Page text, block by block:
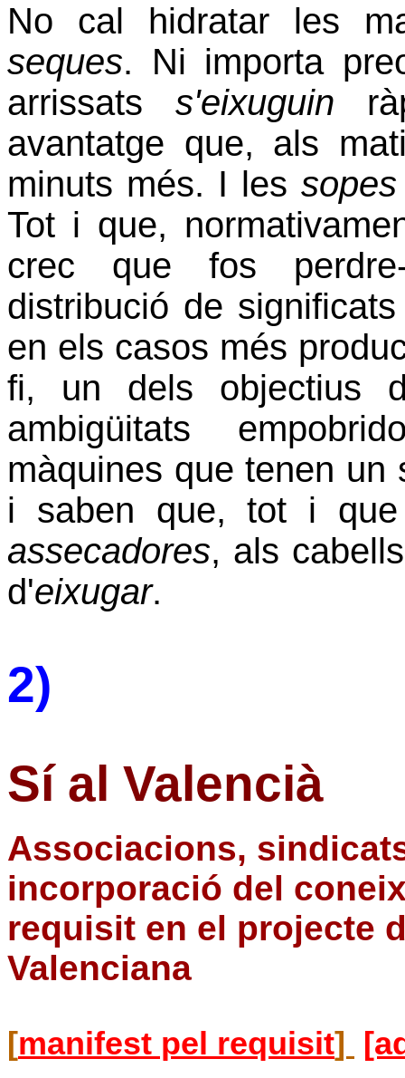
No cal hidratar les
seques. Ni importa
arrissats s'eixuguin
avantatge que, als
minuts més. I les
Tot i que,
crec que fos
distribució de
en els casos més
fi, un dels objectius
ambigüitats
màquines que tenen un
i saben que, tot i que
assecadores, als
d'eixugar.
2)
Sí al Valencià
Associacions,
incorporació del
requisit en el projecte
Valenciana
[manifest pel requisit]